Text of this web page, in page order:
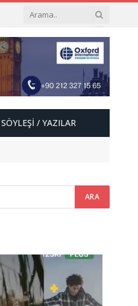
SÖYLEŞI / YAZILAR